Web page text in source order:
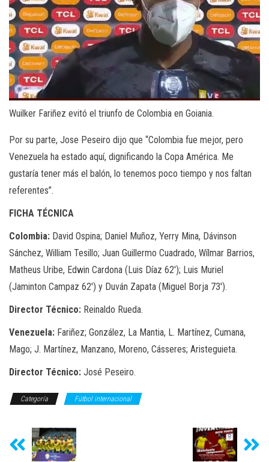
Wuilker Fariñez evitó el triunfo de Colombia en Goiania.
Por su parte, Jose Peseiro dijo que “Colombia fue mejor, pero
Venezuela ha estado aquí, dignificando la Copa América. Me
gustaría tener más el balón, lo tenemos poco tiempo y nos faltan
referentes”.
FICHA TÉCNICA
Colombia: David Ospina; Daniel Muñoz, Yerry Mina, Dávinson
Sánchez, William Tesillo; Juan Guillermo Cuadrado, Wílmar Barrios,
Matheus Uribe, Edwin Cardona (Luis Díaz 62′); Luis Muriel
(Jaminton Campaz 62′) y Duván Zapata (Miguel Borja 73′).
Director Técnico: Reinaldo Rueda.
Venezuela: Fariñez; González, La Mantia, L. Martínez, Cumana,
Mago; J. Martínez, Manzano, Moreno, Cásseres; Aristeguieta.
Director Técnico: José Peseiro.
Categoría Fútbol internacional